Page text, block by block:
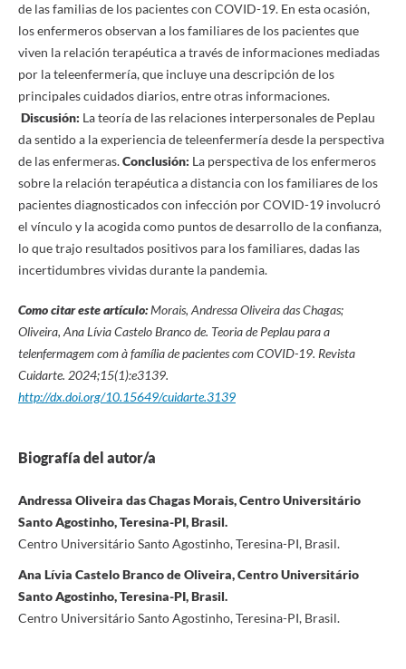
de las familias de los pacientes con COVID-19. En esta ocasión,
los enfermeros observan a los familiares de los pacientes que
viven la relación terapéutica a través de informaciones mediadas
por la teleenfermería, que incluye una descripción de los
principales cuidados diarios, entre otras informaciones.
Discusión: La teoría de las relaciones interpersonales de Peplau
da sentido a la experiencia de teleenfermería desde la perspectiva
de las enfermeras.Conclusión: La perspectiva de los enfermeros
sobre la relación terapéutica a distancia con los familiares de los
pacientes diagnosticados con infección por COVID-19 involucró
el vínculo y la acogida como puntos de desarrollo de la confianza,
lo que trajo resultados positivos para los familiares, dadas las
incertidumbres vividas durante la pandemia.
Como citar este artículo:Morais, Andressa Oliveira das Chagas;
Oliveira, Ana Lívia Castelo Branco de. Teoria de Peplau para a
telenfermagem com à família de pacientes com COVID-19. Revista
Cuidarte. 2024;15(1):e3139.
http://dx.doi.org/10.15649/cuidarte.3139
Biografía del autor/a
Andressa Oliveira das Chagas Morais, Centro Universitário
Santo Agostinho, Teresina-PI, Brasil.
Centro Universitário Santo Agostinho, Teresina-PI, Brasil.
Ana Lívia Castelo Branco de Oliveira, Centro Universitário
Santo Agostinho, Teresina-PI, Brasil.
Centro Universitário Santo Agostinho, Teresina-PI, Brasil.